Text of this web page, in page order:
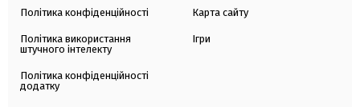
Політика конфіденційності
Політика використання
штучного інтелекту
Політика конфіденційності
додатку
Карта сайту
Ігри